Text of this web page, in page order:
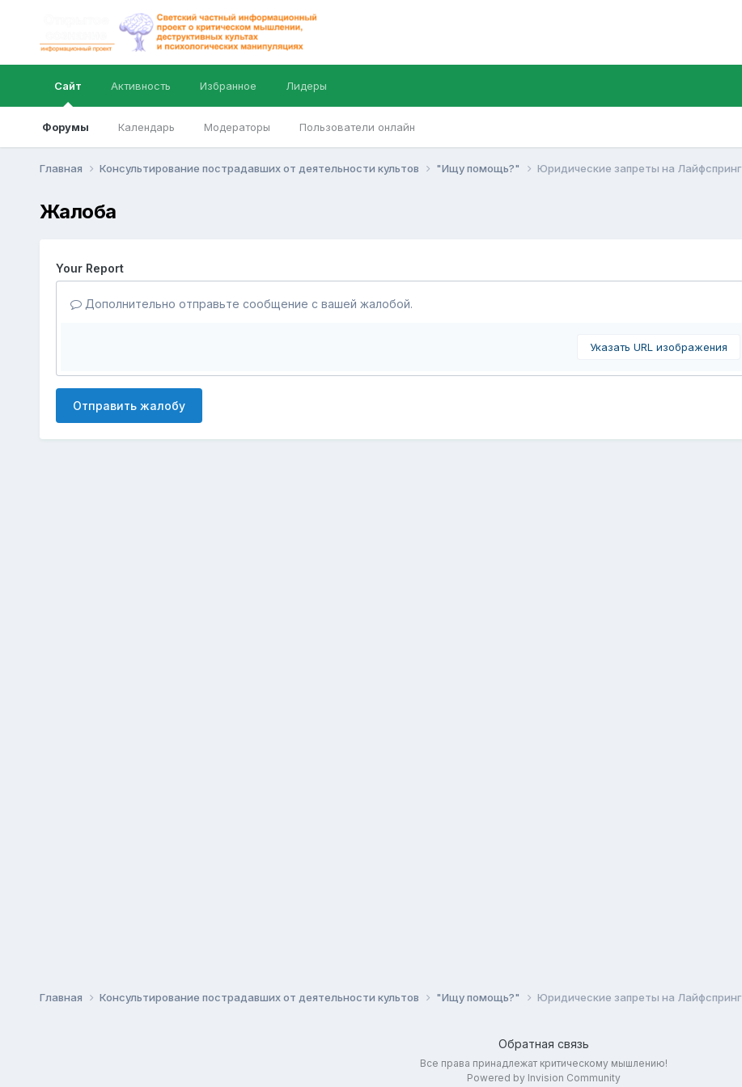
Сайт
Форумы Календарь Модераторы Пользователи онлайн
Активность Избранное Лидеры
Главная Консультирование пострадавших от деятельности культов "Ищу помощь?" Юридические запреты на Лайфспринг
Жалоба
Your Report
Дополнительно отправьте сообщение с вашей жалобой.
Указать URL изображения
Отправить жалобу
Главная Консультирование пострадавших от деятельности культов "Ищу помощь?" Юридические запреты на Лайфспринг
Обратная связь
Все права принадлежат критическому мышлению!
Powered by Invision Community